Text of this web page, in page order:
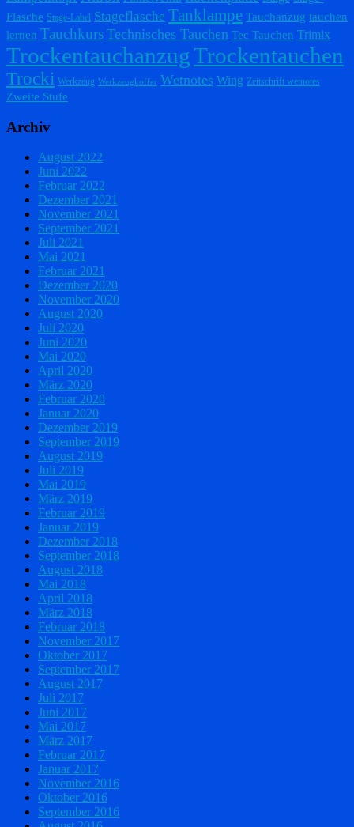
Flasche Stage-Label Stageflasche Tanklampe Tauchanzug tauchen
lernen Tauchkurs Technisches Tauchen Tec Tauchen Trimix
TrockentauchanzugTrockentauchen
Trocki Werkzeug Werkzeugkoffer Wetnotes Wing Zeitschrift wetnotes
Zweite Stufe
Archiv
August 2022
Juni 2022
Februar 2022
Dezember 2021
November 2021
September 2021
Juli 2021
Mai 2021
Februar 2021
Dezember 2020
November 2020
August 2020
Juli 2020
Juni 2020
Mai 2020
April 2020
März 2020
Februar 2020
Januar 2020
Dezember 2019
September 2019
August 2019
Juli 2019
Mai 2019
März 2019
Februar 2019
Januar 2019
Dezember 2018
September 2018
August 2018
Mai 2018
April 2018
März 2018
Februar 2018
November 2017
Oktober 2017
September 2017
August 2017
Juli 2017
Juni 2017
Mai 2017
März 2017
Februar 2017
Januar 2017
November 2016
Oktober 2016
September 2016